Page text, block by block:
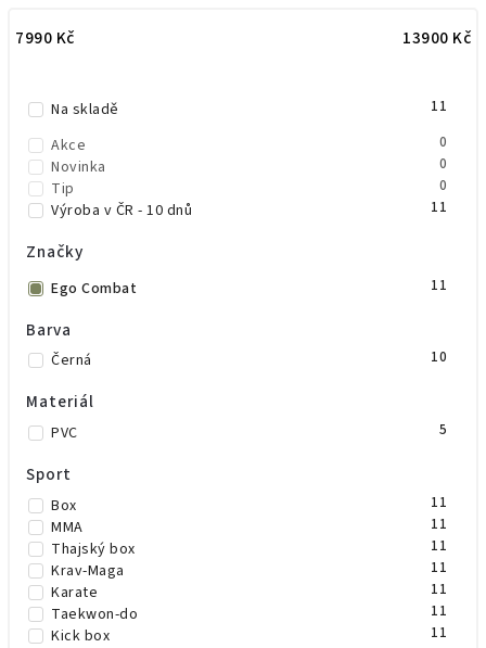
Nejdražší
Abecedně
7990 Kč 13900 Kč
Na skladě 11
Akce 0
Novinka 0
Tip 0
Výroba v ČR - 10 dnů 11
Značky
Ego Combat 11
Barva
Černá 10
Materiál
PVC 5
Sport
Box 11
MMA 11
Thajský box 11
Krav-Maga 11
Karate 11
Taekwon-do 11
Kick box 11